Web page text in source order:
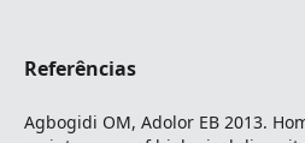
Referências
Agbogidi OM, Adolor EB 2013.